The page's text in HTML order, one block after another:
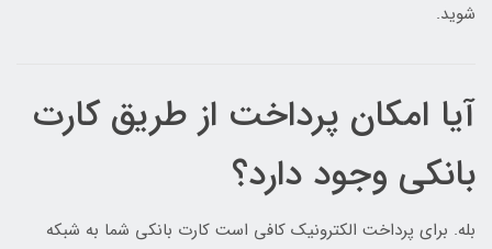
شوید.
آیا امکان پرداخت از طریق کارت
بانکی وجود دارد؟
بله. برای پرداخت الکترونیک کافی است کارت بانکی شما به شبکه